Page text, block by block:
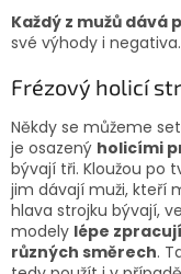
Každý z mužů
své výhody i negativa.
Frézový holicí
Někdy se můžeme
je osazený holicími
bývají tři. Kloužou po
jim dávají muži, kteří
hlava strojku bývají,
modely lépe
různých směrech.